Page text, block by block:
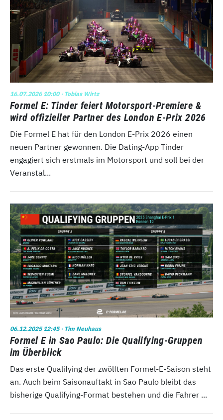
16.07.2026 10:00· Tobias Wirtz
Formel E: Tinder feiert Motorsport-Premiere &
wird offizieller Partner des London E-Prix 2026
Die Formel E hat für den London E-Prix 2026 einen
neuen Partner gewonnen. Die Dating-App Tinder
engagiert sich erstmals im Motorsport und soll bei der
Veranstal...
06.12.2025 12:45· Tim Neuhaus
Formel E in Sao Paulo: Die Qualifying-Gruppen
im Überblick
Das erste Qualifying der zwölften Formel-E-Saison steht
an. Auch beim Saisonauftakt in Sao Paulo bleibt das
bisherige Qualifying-Format bestehen und die Fahrer ...